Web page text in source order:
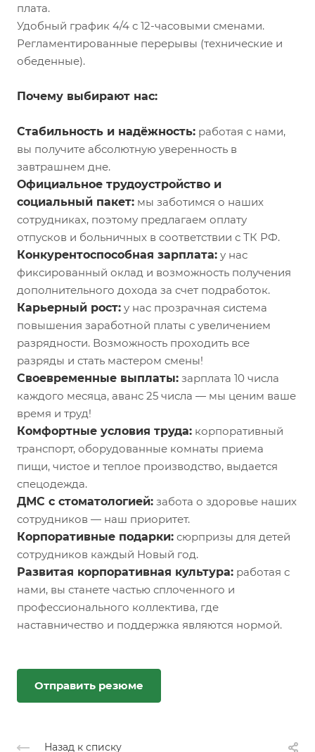
плата.
Удобный график 4/4 с 12-часовыми сменами.
Регламентированные перерывы (технические и
обеденные).
Почему выбирают нас:
Стабильность и надёжность: работая с нами,
вы получите абсолютную уверенность в
завтрашнем дне.
Официальное трудоустройство и
социальный пакет: мы заботимся о наших
сотрудниках, поэтому предлагаем оплату
отпусков и больничных в соответствии с ТК РФ.
Конкурентоспособная зарплата: у нас
фиксированный оклад и возможность получения
дополнительного дохода за счет подработок.
Карьерный рост: у нас прозрачная система
повышения заработной платы с увеличением
разрядности. Возможность проходить все
разряды и стать мастером смены!
Своевременные выплаты: зарплата 10 числа
каждого месяца, аванс 25 числа — мы ценим ваше
время и труд!
Комфортные условия труда: корпоративный
транспорт, оборудованные комнаты приема
пищи, чистое и теплое производство, выдается
спецодежда.
ДМС с стоматологией: забота о здоровье наших
сотрудников — наш приоритет.
Корпоративные подарки: сюрпризы для детей
сотрудников каждый Новый год.
Развитая корпоративная культура: работая с
нами, вы станете частью сплоченного и
профессионального коллектива, где
наставничество и поддержка являются нормой.
Отправить резюме
Назад к списку